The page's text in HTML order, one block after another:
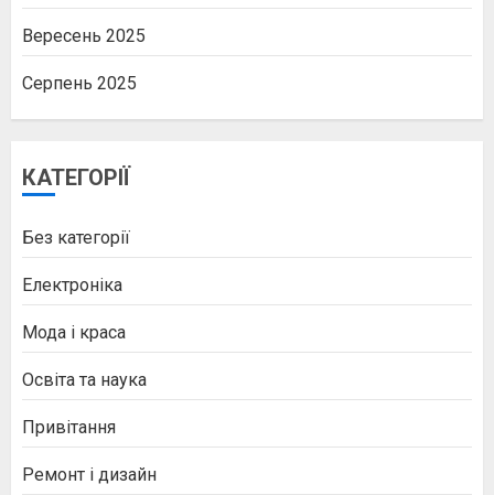
Вересень 2025
Серпень 2025
КАТЕГОРІЇ
Без категорії
Електроніка
Мода і краса
Освіта та наука
Привітання
Ремонт і дизайн